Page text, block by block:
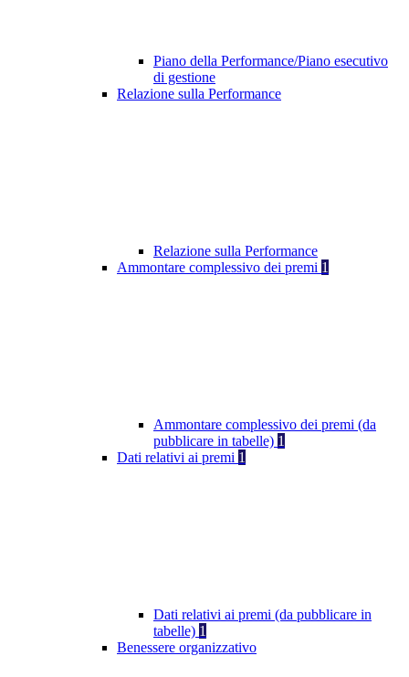
Piano della Performance/Piano esecutivo
di gestione
Relazione sulla Performance
Relazione sulla Performance
Ammontare complessivo dei premi 1
Ammontare complessivo dei premi (da
pubblicare in tabelle) 1
Dati relativi ai premi 1
Dati relativi ai premi (da pubblicare in
tabelle) 1
Benessere organizzativo